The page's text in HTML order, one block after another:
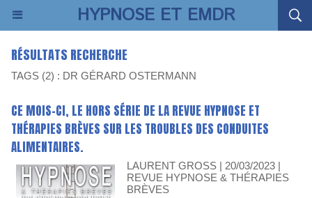
HYPNOSE ET EMDR
RÉSULTATS RECHERCHE
TAGS (2) : DR GÉRARD OSTERMANN
CE MOIS-CI, LE HORS SÉRIE DE LA REVUE HYPNOSE ET
THÉRAPIES BRÈVES SUR LES TROUBLES DES CONDUITES
ALIMENTAIRES.
LAURENT GROSS | 20/03/2023 |
REVUE HYPNOSE & THÉRAPIES
BRÈVES